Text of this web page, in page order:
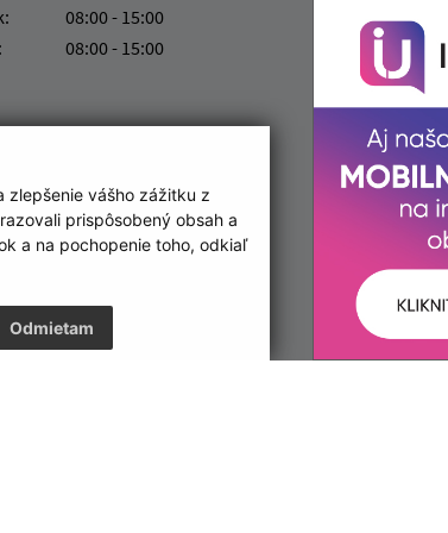
zlepšenie vášho zážitku z
prispôsobený obsah a
a na pochopenie toho, odkiaľ
Odmietam
08:00 - 15:00
08:00 - 15:00
+421
IČO: